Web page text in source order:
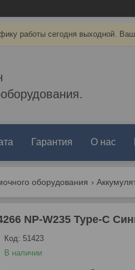
работы сегодня выходной.
Гарантия О нас
оборудования
NP-W235 Type-C
В наличии
Код: 51423